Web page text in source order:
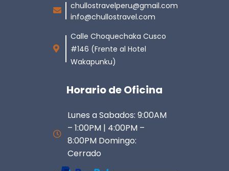
chullostravelperu@gmail.com
info@chullostravel.com
Calle Choquechaka Cusco
#146 (Frente al Hotel
Wakapunku)
Horario de Oficina
Lunes a Sabados: 9:00AM
– 1:00PM | 4:00PM –
8:00PM Domingo:
Cerrado